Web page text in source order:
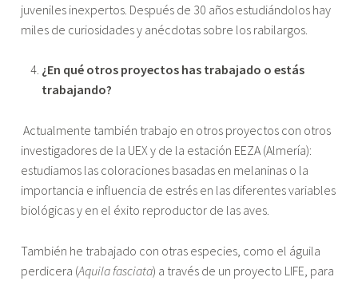
juveniles inexpertos. Después de 30 años estudiándolos hay
miles de curiosidades y anécdotas sobre los rabilargos.
¿En qué otros proyectos has trabajado o estás
trabajando?
Actualmente también trabajo en otros proyectos con otros
investigadores de la UEX y de la estación EEZA (Almería):
estudiamos las coloraciones basadas en melaninas o la
importancia e influencia de estrés en las diferentes variables
biológicas y en el éxito reproductor de las aves.
También he trabajado con otras especies, como el águila
perdicera (Aquila fasciata) a través de un proyecto LIFE, para